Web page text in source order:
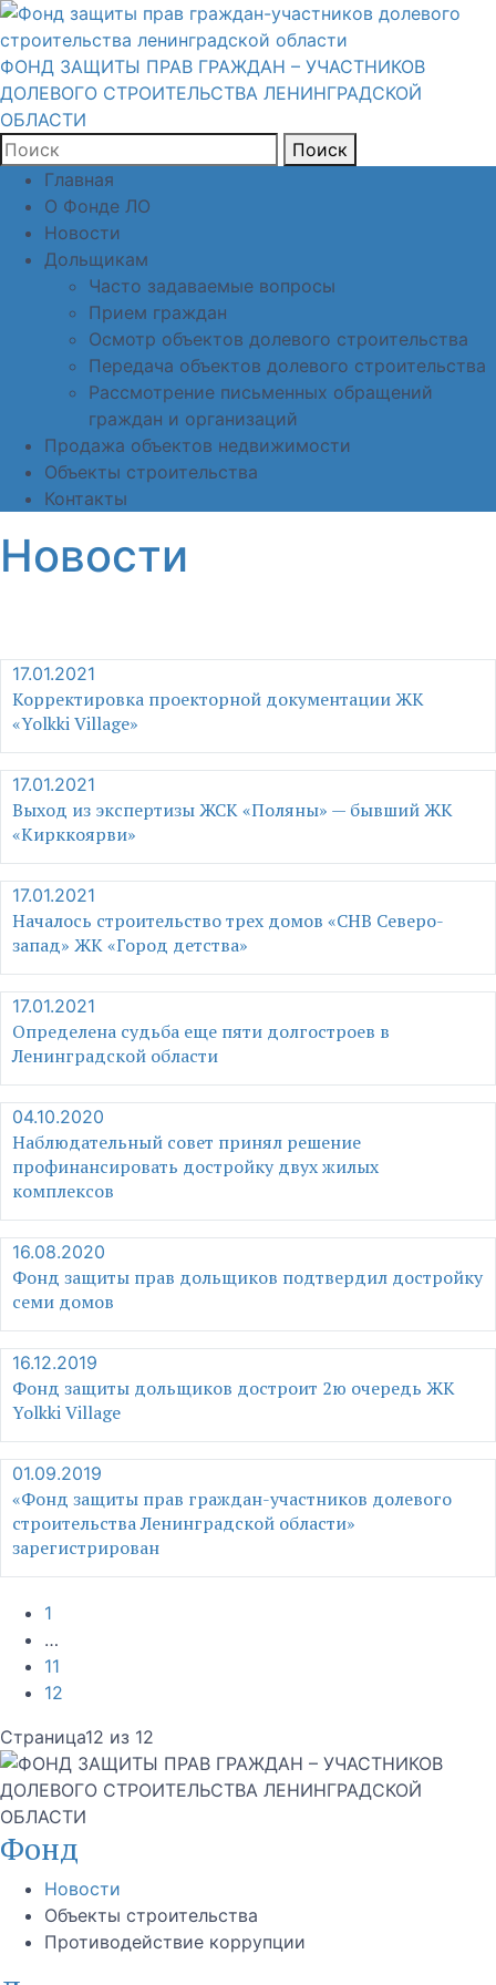
ФОНД ЗАЩИТЫ ПРАВ ГРАЖДАН – УЧАСТНИКОВ
ДОЛЕВОГО СТРОИТЕЛЬСТВА ЛЕНИНГРАДСКОЙ
ОБЛАСТИ
Поиск
Главная
О Фонде ЛО
Новости
Дольщикам
Часто задаваемые вопросы
Прием граждан
Осмотр объектов долевого строительства
Передача объектов долевого строительства
Рассмотрение письменных обращений
граждан и организаций
Продажа объектов недвижимости
Объекты строительства
Контакты
Новости
17.01.2021
Корректировка проекторной документации ЖК
«Yolkki Village»
17.01.2021
Выход из экспертизы ЖСК «Поляны» — бывший ЖК
«Кирккоярви»
17.01.2021
Началось строительство трех домов «СНВ Северо-
запад» ЖК «Город детства»
17.01.2021
Определена судьба еще пяти долгостроев в
Ленинградской области
04.10.2020
Наблюдательный совет принял решение
профинансировать достройку двух жилых
комплексов
16.08.2020
Фонд защиты прав дольщиков подтвердил достройку
семи домов
16.12.2019
Фонд защиты дольщиков достроит 2ю очередь ЖК
Yolkki Village
01.09.2019
«Фонд защиты прав граждан-участников долевого
строительства Ленинградской области»
зарегистрирован
1
…
11
12
Страница12 из 12
Фонд
Новости
Объекты строительства
Противодействие коррупции